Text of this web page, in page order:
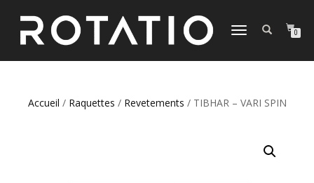
DÉPLIER
0
Accueil / Raquettes / Revetements / TIBHAR – VARI SPIN